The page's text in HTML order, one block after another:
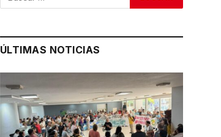
ÚLTIMAS NOTICIAS